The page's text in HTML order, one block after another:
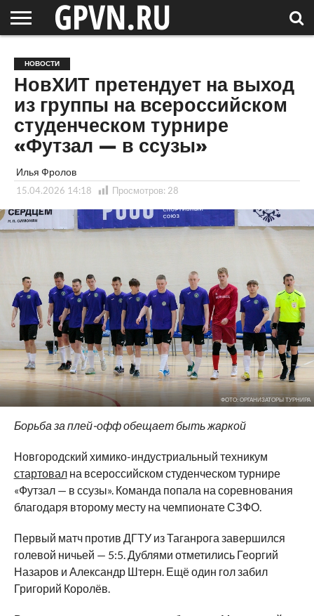
ОБЛАСТЬ
НОВОСТИ
СОСЕДЕЙ
РОССИЯ
/ МИР
СПЕЦПРОЕКТЫ
БЛОГ
СТАТЬИ
ФОТОРЕПОРТАЖИ
ИНТЕРВЬЮ
ОБЪЕКТЫ
ПОДБОРКИ
НОВОСТИ
НовХИТ претендует на выход
из группы на всероссийском
студенческом турнире
«Футзал — в ссузы»
Илья Фролов
15.04.2026 14:18 Просмотров: 28
ФОТО: ОРГАНИЗАТОРЫ ТУРНИРА
Борьба за плей-офф обещает быть жаркой
Новгородский химико-индустриальный техникум
стартовална всероссийском студенческом турнире
«Футзал — в ссузы». Команда попала на соревнования
благодаря второму месту на чемпионате СЗФО.
Первый матч против ДГТУ из Таганрога завершился
голевой ничьей — 5:5. Дублями отметились Георгий
Назаров и Александр Штерн. Ещё один гол забил
Григорий Королёв.